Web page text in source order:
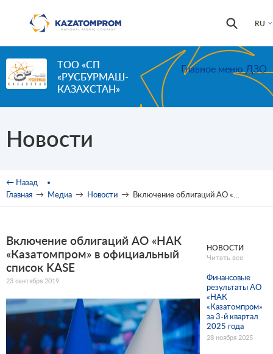
RU
Форма
Поиск
ТОО «СП
«РУСБУРМАШ-
КАЗАХСТАН»
Главное меню ДЗО
Новости
Вы здесь
← Назад
Главная → Медиа → Новости → Включение облигаций АО «НАК «Казатомпром» в официальный список KASE
Включение облигаций АО «НАК
«Казатомпром» в официальный
список KASE
23 сентября 2019
НОВОСТИ
Читать все
Финансовые
результаты АО
«НАК
«Казатомпром»
за 3-й квартал
2025 года
28 ноября 2025